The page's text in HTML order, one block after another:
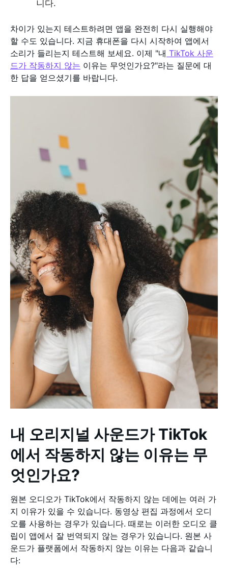
니다.
차이가 있는지 테스트하려면 앱을 완전히 다시 실행해야
할 수도 있습니다. 지금 휴대폰을 다시 시작하여 앱에서
소리가 들리는지 테스트해 보세요. 이제 "내 TikTok 사운
드가 작동하지 않는 이유는 무엇인가요?"라는 질문에 대
한 답을 얻으셨기를 바랍니다.
내 오리지널 사운드가 TikTok
에서 작동하지 않는 이유는 무
엇인가요?
원본 오디오가 TikTok에서 작동하지 않는 데에는 여러 가
지 이유가 있을 수 있습니다. 동영상 편집 과정에서 오디
오를 사용하는 경우가 있습니다. 때로는 이러한 오디오 클
립이 앱에서 잘 번역되지 않는 경우가 있습니다. 원본 사
운드가 플랫폼에서 작동하지 않는 이유는 다음과 같습니
다: